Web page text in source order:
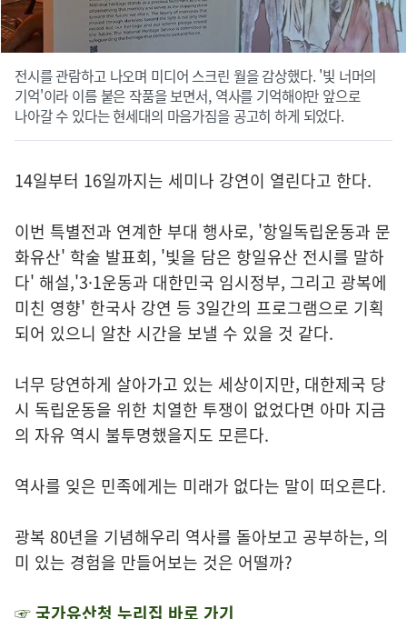
전시를 관람하고 나오며 미디어 스크린 월을 감상했다. '빛 너머의
기억'이라 이름 붙은 작품을 보면서, 역사를 기억해야만 앞으로
나아갈 수 있다는 현세대의 마음가짐을 공고히 하게 되었다.
14일부터 16일까지는 세미나 강연이 열린다고 한다.
이번 특별전과 연계한 부대 행사로, '항일독립운동과 문
화유산' 학술 발표회, '빛을 담은 항일유산 전시를 말하
다' 해설,'3·1운동과 대한민국 임시정부, 그리고 광복에
미친 영향' 한국사 강연 등 3일간의 프로그램으로 기획
되어 있으니 알찬 시간을 보낼 수 있을 것 같다.
너무 당연하게 살아가고 있는 세상이지만, 대한제국 당
시 독립운동을 위한 치열한 투쟁이 없었다면 아마 지금
의 자유 역시 불투명했을지도 모른다.
역사를 잊은 민족에게는 미래가 없다는 말이 떠오른다.
광복 80년을 기념해우리 역사를 돌아보고 공부하는, 의
미 있는 경험을 만들어보는 것은 어떨까?
☞ 국가유산청 누리집 바로 가기